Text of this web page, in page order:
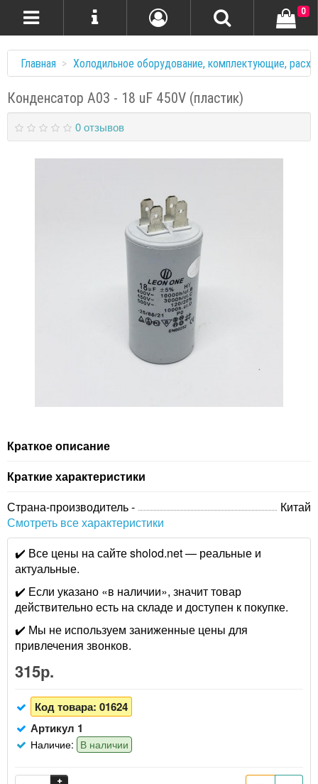
0
Главная Холодильное оборудование, комплектующие,
Конденсатор A03 - 18 uF 450V (пластик)
0 отзывов
Краткое описание
Краткие характеристики
Страна-производитель -
Китай
Смотреть все характеристики
✔️ Все цены на сайте sholod.net — реальные и
актуальные.
✔️ Если указано «в наличии», значит товар
действительно есть на складе и доступен к покупке.
✔️ Мы не используем заниженные цены для
привлечения звонков.
315р.
Код товара: 01624
Артикул 1
Наличие: В наличии